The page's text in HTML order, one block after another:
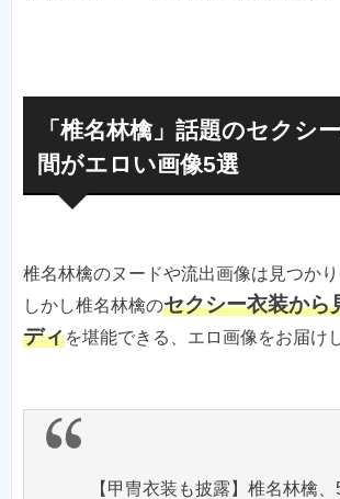
「椎名林檎」話題のセクシ
間がエロい画像5選
椎名林檎のヌードや流出画像は見つかり
しかし椎名林檎のセクシー衣装から
ディを堪能できる、エロ画像をお届け
【甲冑衣装も披露】椎名林檎